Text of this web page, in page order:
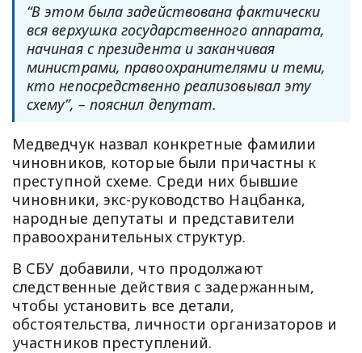
“В этом была задействована фактически
вся верхушка государственного аппарата,
начиная с президента и заканчивая
министрами, правоохранителями и теми,
кто непосредственно реализовывал эту
схему”, – пояснил депутат.
Медведчук назвал конкретные фамилии
чиновников, которые были причастны к
преступной схеме. Среди них бывшие
чиновники, экс-руководство Нацбанка,
народные депутаты и представители
правоохранительных структур.
В СБУ добавили, что продолжают
следственные действия с задержанным,
чтобы установить все детали,
обстоятельства, личности организаторов и
участников преступлений.